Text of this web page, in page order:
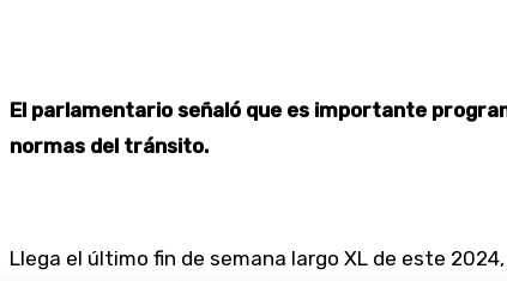
El parlamentario señaló que es importante
normas del tránsito.
Llega el último fin de semana largo XL de este